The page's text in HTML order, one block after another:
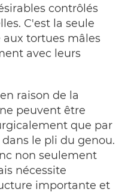
contrôlés
C'est la seule
tortues mâles
avec leurs
raison de la
peuvent être
que par
le pli du genou.
non seulement
nécessite
importante et